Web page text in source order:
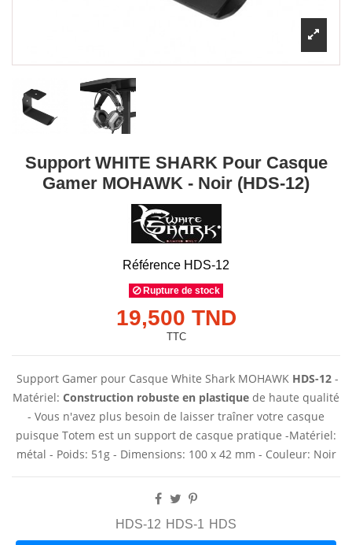
Support WHITE SHARK Pour Casque
Gamer MOHAWK - Noir (HDS-12)
Référence HDS-12
Rupture de stock
19,500 TND
TTC
Support Gamer pour Casque White Shark MOHAWK HDS-12 -
Matériel: Construction robuste en plastique de haute qualité
- Vous n'avez plus besoin de laisser traîner votre casque
puisque Totem est un support de casque pratique -Matériel:
métal - Poids: 51g - Dimensions: 100 x 42 mm - Couleur: Noir
HDS-12 HDS-1 HDS